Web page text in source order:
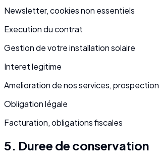
Newsletter, cookies non essentiels
Execution du contrat
Gestion de votre installation solaire
Interet legitime
Amelioration de nos services, prospection
Obligation légale
Facturation, obligations fiscales
5. Duree de conservation